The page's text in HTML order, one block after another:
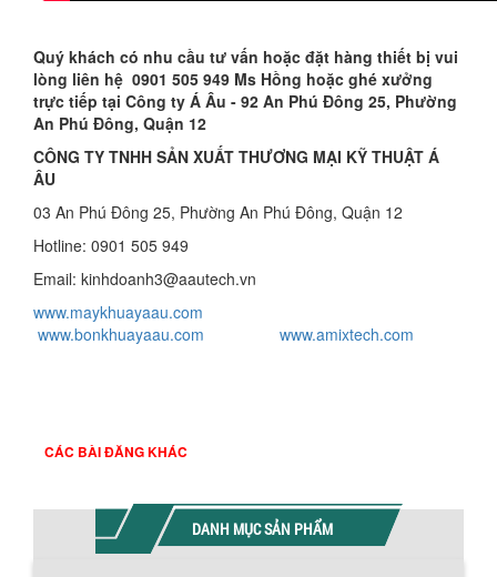
Quý khách có nhu cầu tư vấn hoặc đặt hàng thiết bị vui
lòng liên hệ 0901 505 949 Ms Hồng hoặc ghé xưởng
trực tiếp tại Công ty Á Âu - 92 An Phú Đông 25, Phường
An Phú Đông, Quận 12
CÔNG TY TNHH SẢN XUẤT THƯƠNG MẠI KỸ THUẬT Á
ÂU
03 An Phú Đông 25, Phường An Phú Đông, Quận 12
Hotline: 0901 505 949
Email: kinhdoanh3@aautech.vn
www.maykhuayaau.com
www.bonkhuayaau.com
www.amixtech.com
CÁC BÀI ĐĂNG KHÁC
DANH MỤC SẢN PHẨM